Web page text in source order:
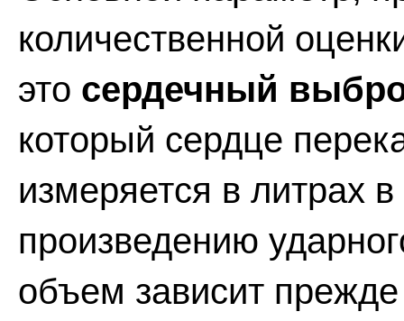
количественной
это сердечный
который сердце
измеряется в литрах
произведению
объем зависит прежде